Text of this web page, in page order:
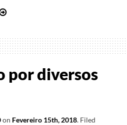
Mitologias
Clássicas
por diversos
on Fevereiro 15th, 2018. Filed